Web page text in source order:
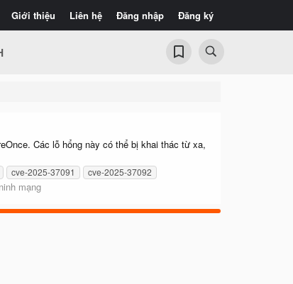
Giới thiệu Liên hệ Đăng nhập Đăng ký
Các lỗ hổng này có thể bị khai thác từ xa,
cve-2025-37091
cve-2025-37092
mạng